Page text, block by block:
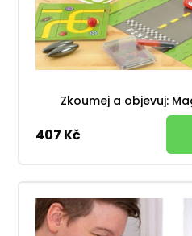
Zkoumej a objevuj:
407 Kč